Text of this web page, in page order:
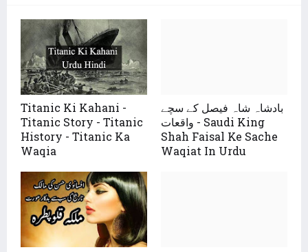
Titanic Ki Kahani -
Titanic Story - Titanic
History - Titanic Ka
Waqia
بادشاہ شاہ فیصل کے سچے
واقعات - Saudi King
Shah Faisal Ke Sache
Waqiat In Urdu